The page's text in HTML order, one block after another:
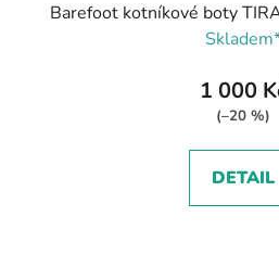
Barefoot kotníkové boty
1 000
(–20 %)
DETAIL